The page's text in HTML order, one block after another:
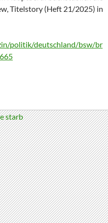
Titelstory (Heft 21/2025) in
politik/deutschland/bsw/br